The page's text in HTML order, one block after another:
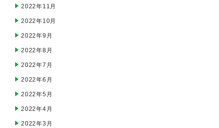
2022年11月
2022年10月
2022年9月
2022年8月
2022年7月
2022年6月
2022年5月
2022年4月
2022年3月